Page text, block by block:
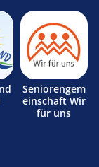
Seniorengem
einschaft Wir
für uns